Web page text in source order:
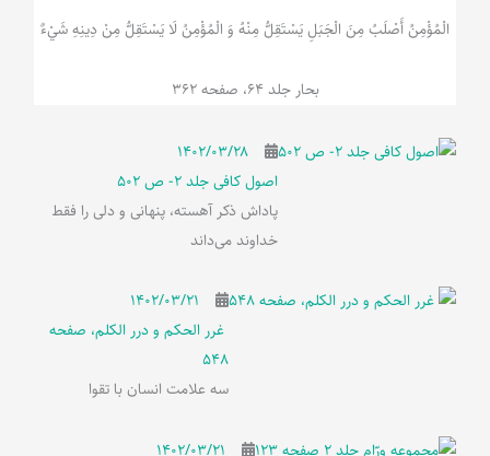
الْمُؤْمِنُ‌ أَصْلَبُ‌ مِنَ‌ الْجَبَلِ‌ یَسْتَقِلُّ مِنْهُ وَ الْمُؤْمِنُ لَا يَسْتَقِلُّ مِنْ دِينِهِ شَيْ‌ءٌ
بحار جلد 64، صفحه 362
۱۴۰۲/۰۳/۲۸
اصول کافی جلد 2- ص 502
پاداش ذکر آهسته، پنهانی و دلی را فقط
خداوند می‌داند
۱۴۰۲/۰۳/۲۱
غرر الحکم و درر الکلم، صفحه
548
سه علامت انسان با تقوا
۱۴۰۲/۰۳/۲۱